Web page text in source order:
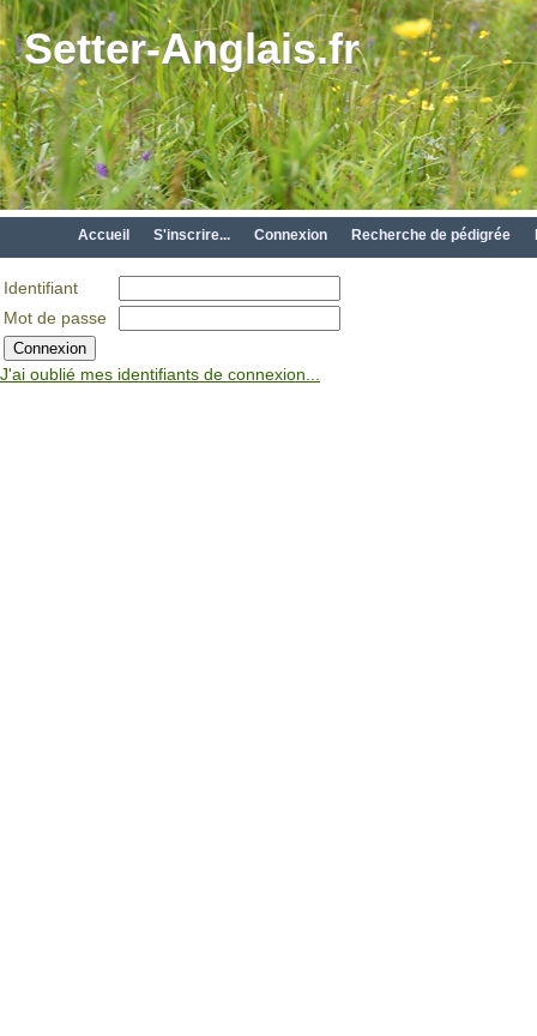
Setter-Anglais.fr
Accueil S'inscrire... Connexion Recherche de pédigrée
Identifiant
Mot de passe
J'ai oublié mes identifiants de connexion...